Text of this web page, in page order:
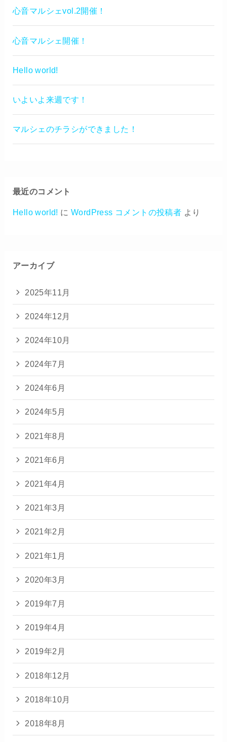
心音マルシェvol.2開催！
心音マルシェ開催！
Hello world!
いよいよ来週です！
マルシェのチラシができました！
最近のコメント
Hello world! にWordPress コメントの投稿者 より
アーカイブ
2025年11月
2024年12月
2024年10月
2024年7月
2024年6月
2024年5月
2021年8月
2021年6月
2021年4月
2021年3月
2021年2月
2021年1月
2020年3月
2019年7月
2019年4月
2019年2月
2018年12月
2018年10月
2018年8月